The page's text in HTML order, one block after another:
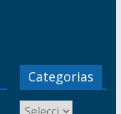
Categorias